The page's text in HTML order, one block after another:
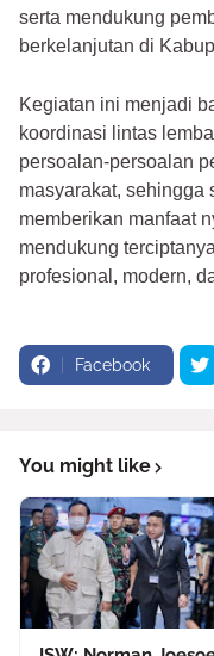
serta mendukung
berkelanjutan di
Kegiatan ini menjadi
koordinasi lintas
persoalan-persoalan
masyarakat, sehingga
memberikan manfaat
mendukung
profesional, modern,
Facebook
You might like